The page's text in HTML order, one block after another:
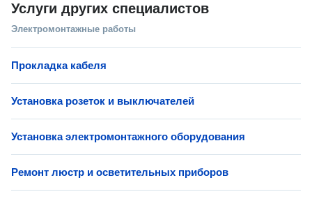
Услуги других специалистов
Электромонтажные работы
Прокладка кабеля
Установка розеток и выключателей
Установка электромонтажного оборудования
Ремонт люстр и осветительных приборов